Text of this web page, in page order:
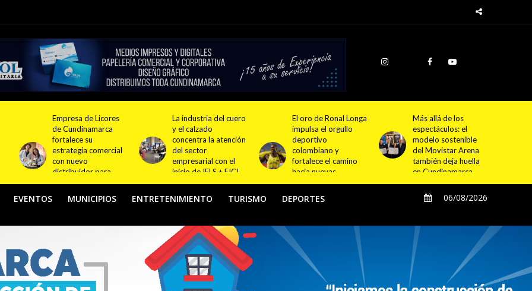
La industria del cuero
y el calzado
concentra la atención
del sector
empresarial con el
inicio de IFLS + EICI
2026
El oro de Ronal Longa
impulsa el orgullo
deportivo
colombiano y
fortalece el camino
hacia nuevas
generaciones de
Más allá de los
espectáculos: el
modelo sostenible
del Movistar Arena
también deja huella
en Cundinamarca
Morat ampliará sus
conciertos con una
experiencia inmersiva
que podrán disfrutar
todos visitantes de
Cundinamarca
EVENTOS MUNICIPIOS ENTRETENIMIENTO TURISMO DEPORTES 06/08/2026